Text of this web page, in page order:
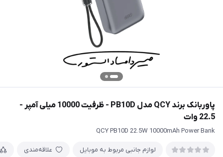
پاوربانک برند QCY مدل PB10D - ظرفیت 10000 میلی آمپر -
22.5 وات
QCY PB10D 22.5W 10000mAh Power Bank
لوازم جانبی مربوط به موبایل علاقه‌مندی